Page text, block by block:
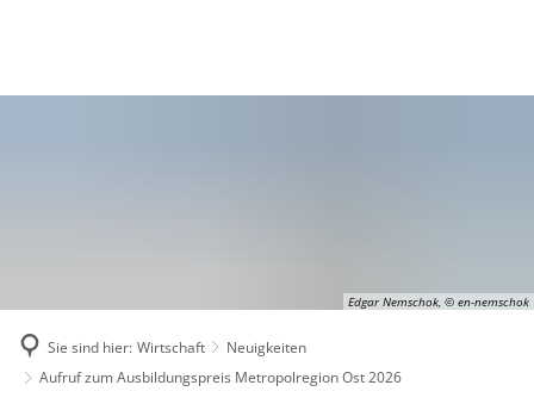
Edgar Nemschok, © en-nemschok
Sie sind hier: Wirtschaft
Neuigkeiten
Aufruf zum Ausbildungspreis Metropolregion Ost 2026